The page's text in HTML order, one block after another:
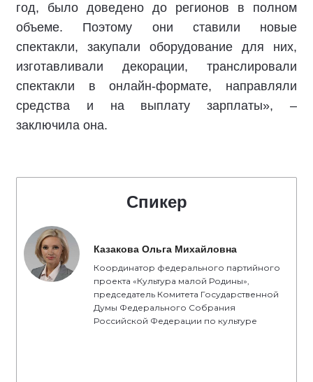
год, было доведено до регионов в полном
объеме. Поэтому они ставили новые
спектакли, закупали оборудование для них,
изготавливали декорации, транслировали
спектакли в онлайн-формате, направляли
средства и на выплату зарплаты», –
заключила она.
Спикер
Казакова Ольга Михайловна
Координатор федерального партийного
проекта «Культура малой Родины»,
председатель Комитета Государственной
Думы Федерального Собрания
Российской Федерации по культуре